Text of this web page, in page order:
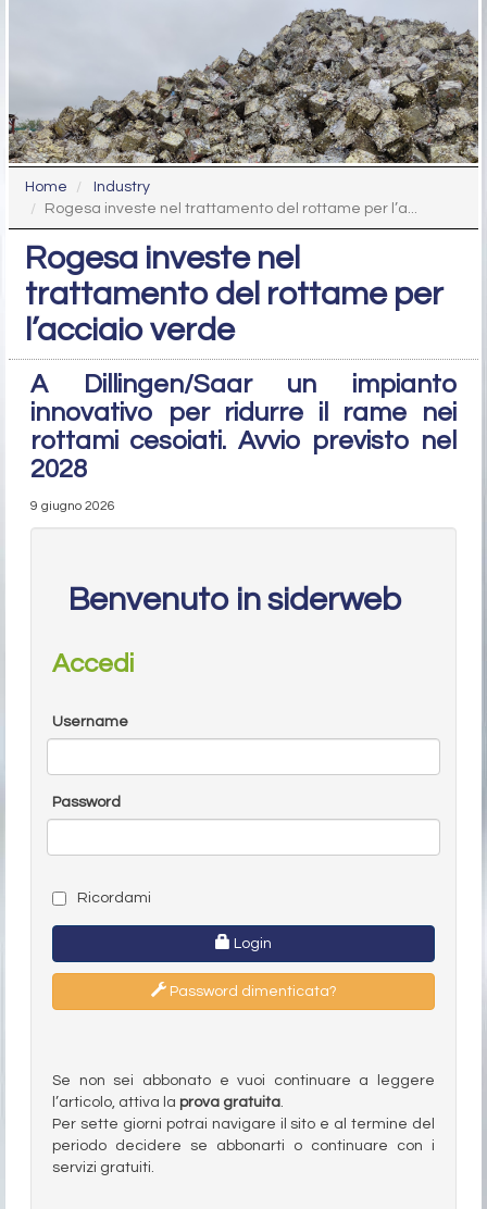
Home
Industry
Rogesa investe nel trattamento del rottame per l’a...
Rogesa investe nel
trattamento del rottame per
l’acciaio verde
A Dillingen/Saar un impianto
innovativo per ridurre il rame nei
rottami cesoiati. Avvio previsto nel
2028
9 giugno 2026
Benvenuto in siderweb
Accedi
Username
Password
Ricordami
Login
Password dimenticata?
Se non sei abbonato e vuoi continuare a leggere
l’articolo, attiva la prova gratuita.
Per sette giorni potrai navigare il sito e al termine del
periodo decidere se abbonarti o continuare con i
servizi gratuiti.